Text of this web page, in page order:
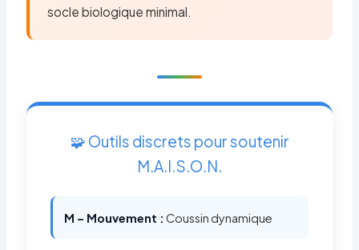
socle biologique minimal.
🧩 Outils discrets pour soutenir
M.A.I.S.O.N.
M – Mouvement : Coussin dynamique